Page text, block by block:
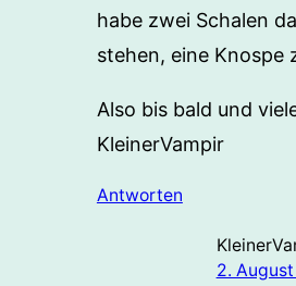
habe zwei Schalen
stehen, eine Knospe
Also bis bald und
KleinerVampir
Antworten
2.